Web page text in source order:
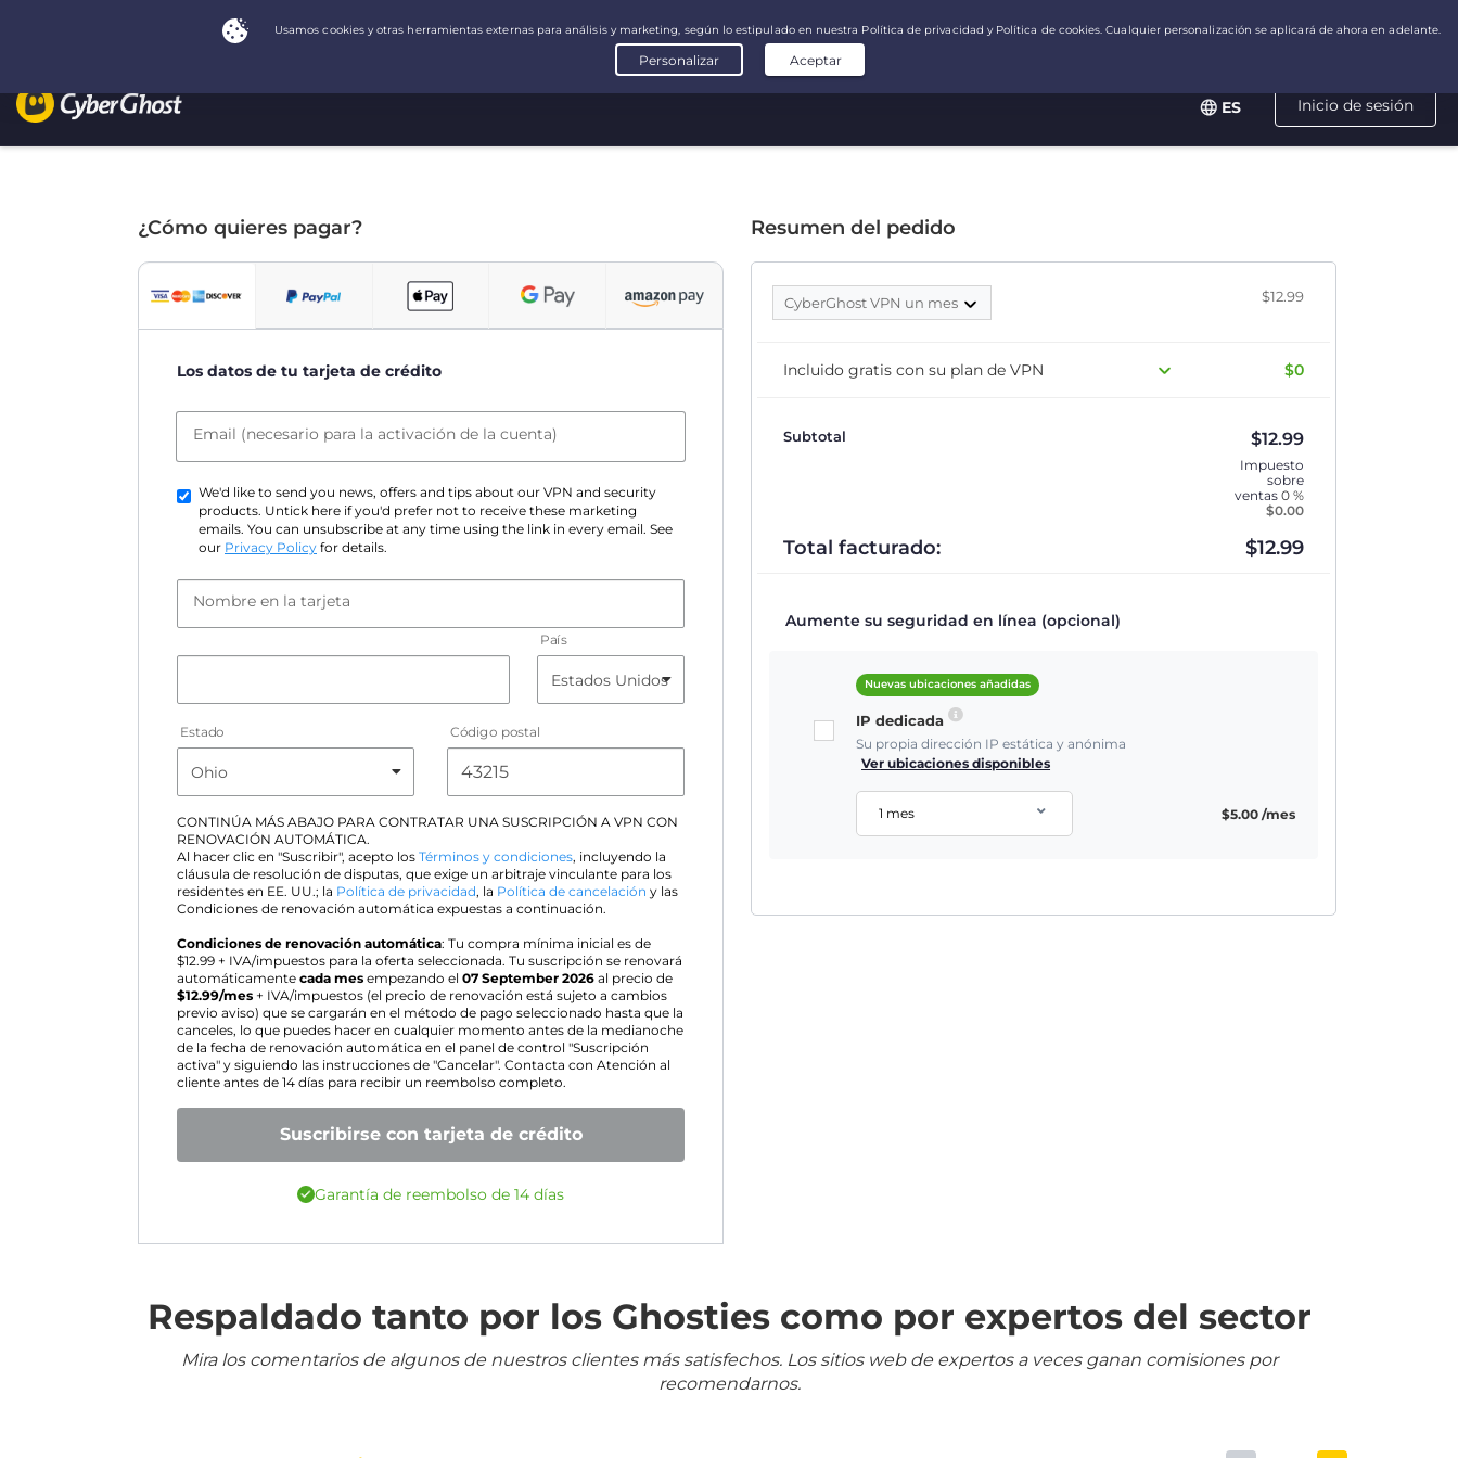
Inicio de sesión
ES
¿Cómo quieres pagar?
Los datos de tu tarjeta de crédito
Email (necesario para la activación de la cuenta)
We'd like to send you news, offers and tips about our VPN and security
products. Untick here if you'd prefer not to receive these marketing
emails. You can unsubscribe at any time using the link in every email. See
our Privacy Policy for details.
Nombre en la tarjeta
País
Estado Código postal
CONTINÚA MÁS ABAJO PARA CONTRATAR UNA SUSCRIPCIÓN A VPN CON
RENOVACIÓN AUTOMÁTICA.
Al hacer clic en "Suscribir", acepto los Términos y condiciones, incluyendo la
cláusula de resolución de disputas, que exige un arbitraje vinculante para los
residentes en EE. UU.; la Política de privacidad, la Política de cancelación y las
Condiciones de renovación automática expuestas a continuación.
Condiciones de renovación automática: Tu compra mínima inicial es de
$12.99 + IVA/impuestos para la oferta seleccionada. Tu suscripción se renovará
automáticamente cada mes empezando el 07 September 2026 al precio de
$12.99/mes + IVA/impuestos (el precio de renovación está sujeto a cambios
previo aviso) que se cargarán en el método de pago seleccionado hasta que la
canceles, lo que puedes hacer en cualquier momento antes de la medianoche
de la fecha de renovación automática en el panel de control "Suscripción
activa" y siguiendo las instrucciones de "Cancelar". Contacta con Atención al
cliente antes de 14 días para recibir un reembolso completo.
Suscribirse con tarjeta de crédito
Garantía de reembolso de 14 días
Resumen del pedido
CyberGhost VPN un mes $12.99
Incluido gratis con su plan de VPN $0
Subtotal $12.99
Impuesto
sobre
ventas 0 %
$0.00
Total facturado: $12.99
Aumente su seguridad en línea (opcional)
Nuevas ubicaciones añadidas
IP dedicada
Su propia dirección IP estática y anónima
Ver ubicaciones disponibles
1 mes $5.00 /mes
Respaldado tanto por los Ghosties como por expertos del sector
Mira los comentarios de algunos de nuestros clientes más satisfechos. Los sitios web de expertos a veces ganan comisiones por
recomendarnos.